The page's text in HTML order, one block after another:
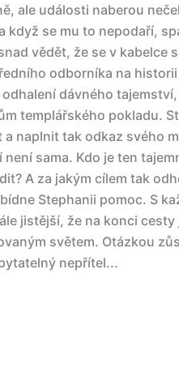
ale události naberou
když se mu to nepodaří,
vědět, že se v kabelce
odborníka na
dávného
templářského pokladu.
naplnit tak odkaz svého
sama. Kdo je ten
A za jakým cílem tak
Stephanii pomoc. S
jistější, že na konci cesty
světem. Otázkou
nepřítel...